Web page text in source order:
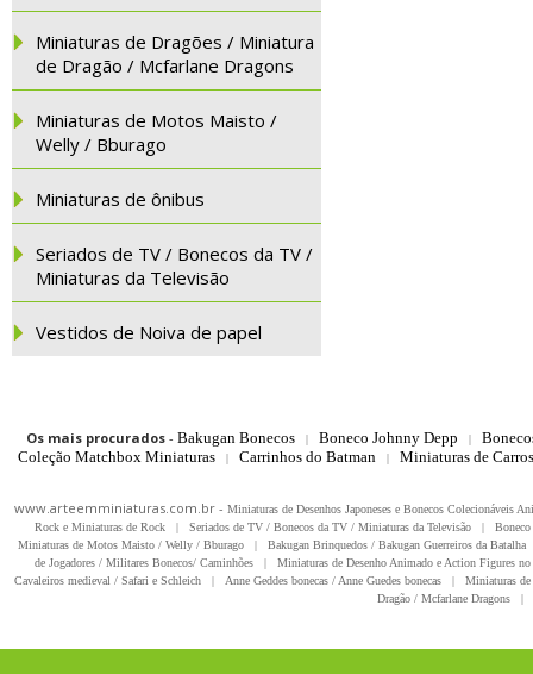
Miniaturas de Dragões / Miniatura
de Dragão / Mcfarlane Dragons
Miniaturas de Motos Maisto /
Welly / Bburago
Miniaturas de ônibus
Seriados de TV / Bonecos da TV /
Miniaturas da Televisão
Vestidos de Noiva de papel
Os mais procurados- Bakugan Bonecos | Boneco Johnny Depp |
Coleção Matchbox Miniaturas
| Carrinhos do Batman | Miniaturas de
www.arteemminiaturas.com.br - Miniaturas de Desenhos Japoneses e Bonecos Colecionáveis
Rock e Miniaturas de Rock
| Seriados de TV / Bonecos da TV / Miniaturas da Televisão |
Miniaturas de Motos Maisto / Welly / Bburago
| Bakugan Brinquedos / Bakugan Guerreiros da Batalha
de Jogadores / Militares Bonecos/ Caminhões
|
Miniaturas de Desenho Animado e Action Figures
Cavaleiros medieval / Safari e Schleich
| Anne Geddes bonecas / Anne Guedes bonecas |
Miniaturas
Dragão / Mcfarlane Dragons
|